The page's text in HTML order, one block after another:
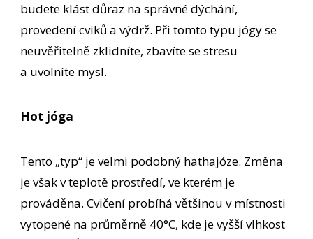
budete klást důraz na správné dýchání,
provedení cviků a výdrž. Při tomto typu jógy se
neuvěřitelně zklidníte, zbavíte se stresu
a uvolníte mysl.
Hot jóga
Tento „typ“ je velmi podobný hathajóze. Změna
je však v teplotě prostředí, ve kterém je
prováděna. Cvičení probíhá většinou v místnosti
vytopené na průměrně 40°C, kde je vyšší vlhkost